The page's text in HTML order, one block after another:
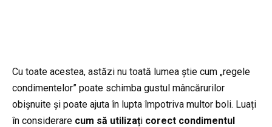
Cu toate acestea, astăzi nu toată lumea știe cum „regele
condimentelor” poate schimba gustul mâncărurilor
obișnuite și poate ajuta în lupta împotriva multor boli. Luați
în considerare cum să utilizați corect condimentul